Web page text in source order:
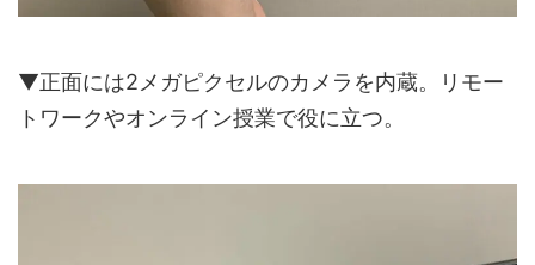
▼正面には2メガピクセルのカメラを内蔵。リモー
トワークやオンライン授業で役に立つ。